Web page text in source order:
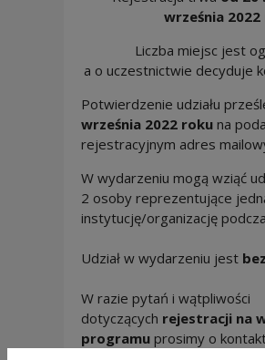
września
Liczba miejsc jest
a o uczestnictwie decyduje
Potwierdzenie udziału
września 2022 rokuna
rejestracyjnym adres
W wydarzeniu mogą wziąć
2 osoby reprezentujące
instytucję/organizację
Udział w wydarzeniu jest
W razie pytań i wątpliwości
dotyczących rejestracji na
programuprosimy o